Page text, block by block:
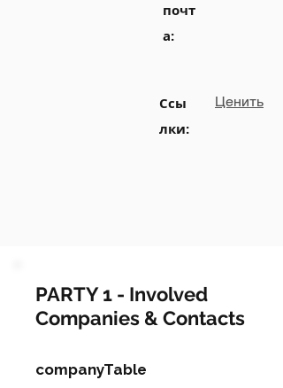
почт
а:
Ссы
лки:
Ценить
PARTY 1 - Involved
Companies & Contacts
companyTable